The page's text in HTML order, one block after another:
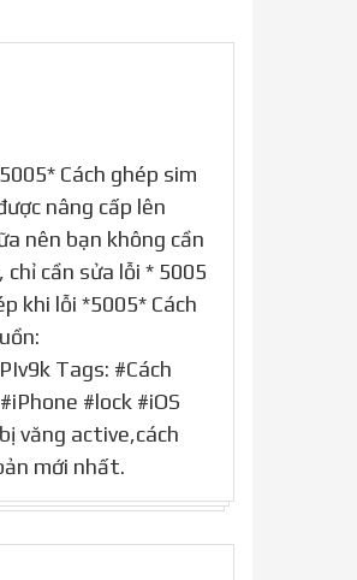
Cách ghép sim
nâng cấp lên
nên bạn không cần
cần sửa lỗi * 5005
khi lỗi *5005* Cách
Tags: #Cách
#lock #iOS
văng active,cách
mới nhất.